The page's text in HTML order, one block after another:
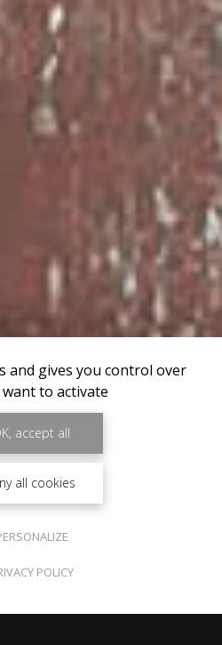
and gives you control over
to activate
accept all
all cookies
POLICY